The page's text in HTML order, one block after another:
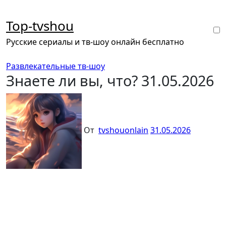
содержанию
Top-tvshou
Русские сериалы и тв-шоу онлайн бесплатно
Развлекательные тв-шоу
Знаете ли вы, что? 31.05.2026
От tvshouonlain 31.05.2026